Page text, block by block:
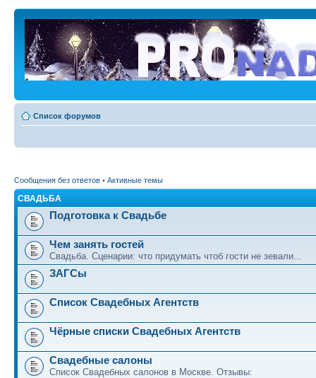
Список форумов
Сообщения без ответов • Активные темы
СВАДЬБА
Подготовка к Свадьбе
Чем занять гостей
Свадьба. Сценарии: что придумать чтоб гости не зевали...
ЗАГСы
Список Свадебных Агентств
Чёрные списки Свадебных Агентств
Свадебные салоны
Список Свадебных салонов в Москве. Отзывы: